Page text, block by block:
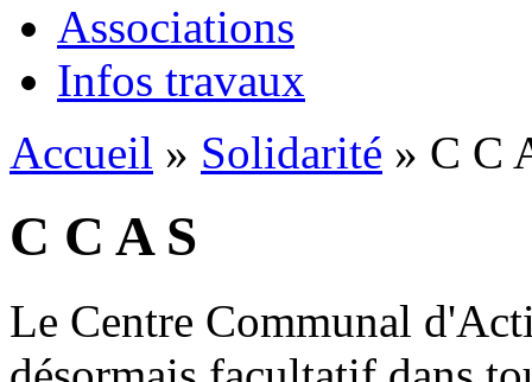
Associations
Infos travaux
Accueil » Solidarité » C C
C C A S
Le Centre Communal